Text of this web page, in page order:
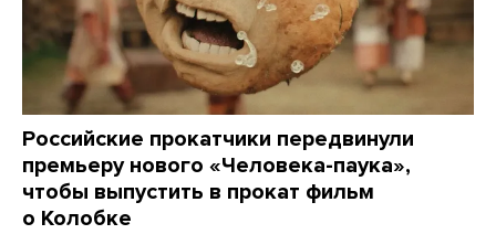
Российские прокатчики передвинули
премьеру нового «Человека-паука»,
чтобы выпустить в прокат фильм
о Колобке